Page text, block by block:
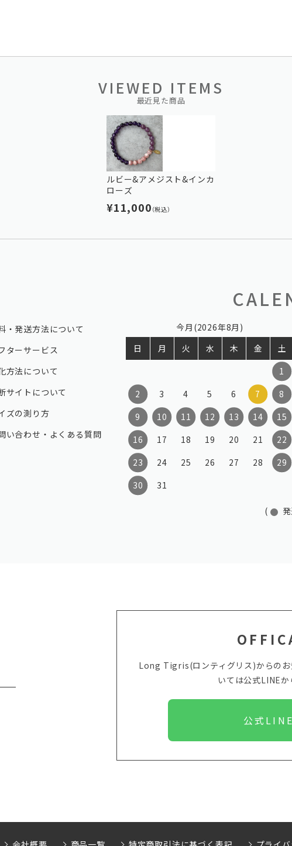
VIEWED ITEMS
最近見た商品
ルビー&アメジスト&インカ
ローズ
¥11,000（税込）
・発送方法について
ターサービス
方法について
サイトについて
ズの測り方
い合わせ・よくある質問
今月(2026年8月)
日
月 火 水 木 金
土
1
2
3 4 5 6 7
8
9
10 11 12 13 14
15
16
17 18 19 20 21
22
23
24 25 26 27 28
29
30
31
( 発
Long Tigris(ロンティグリス)からのお
いては公式LINEか
公式